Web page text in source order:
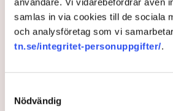
samlas in via cookies till de sociala
och analysföretag som vi
tn.se/integritet-personuppgifter/.
Nödvändig
”Enorma
snabbt bygga ut
snabbt bygga ut förnybar el till